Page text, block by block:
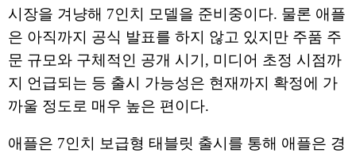
시장을 겨냥해 7인치 모델을 준비중이다. 물론 애플
은 아직까지 공식 발표를 하지 않고 있지만 주품 주
문 규모와 구체적인 공개 시기, 미디어 초정 시점까
지 언급되는 등 출시 가능성은 현재까지 확정에 가
까울 정도로 매우 높은 편이다.
애플은 7인치 보급형 태블릿 출시를 통해 애플은 경